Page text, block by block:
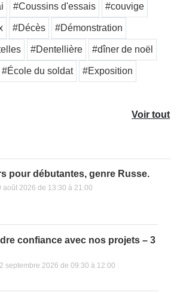
#Coussins d'essais #couvige
#Décès #Démonstration
#Dentellière #dîner de noël
#École du soldat #Exposition
Voir tout
pour débutantes, genre Russe.
août 2026 de 13:30 à 21:00
confiance avec nos projets – 3
septembre 2026 de 09:30 à 12:00